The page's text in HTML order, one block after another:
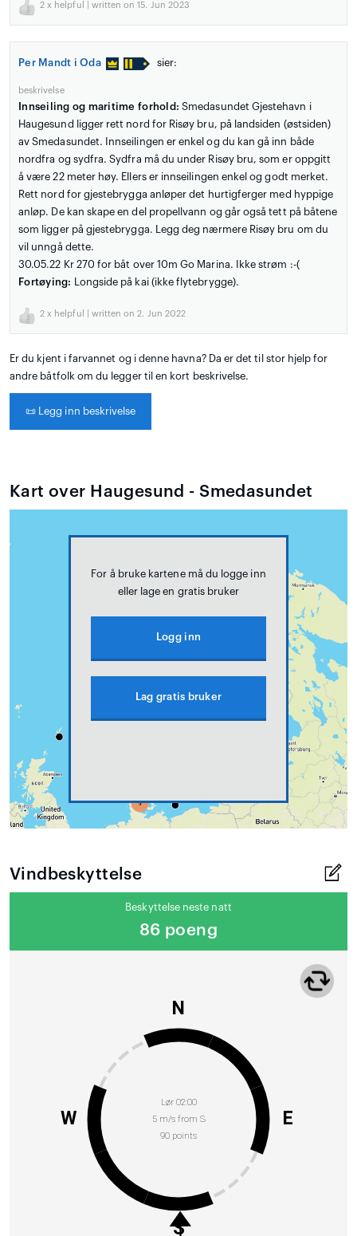
2 x helpful | written on 15. Jun 2023
Per Mandt i Oda sier:
beskrivelse
Innseiling og maritime forhold: Smedasundet Gjestehavn i
Haugesund ligger rett nord for Risøy bru, på landsiden (østsiden)
av Smedasundet. Innseilingen er enkel og du kan gå inn både
nordfra og sydfra. Sydfra må du under Risøy bru, som er oppgitt
å være 22 meter høy. Ellers er innseilingen enkel og godt merket.
Rett nord for gjestebrygga anløper det hurtigferger med hyppige
anløp. De kan skape en del propellvann og går også tett på båtene
som ligger på gjestebrygga. Legg deg nærmere Risøy bru om du
vil unngå dette.
30.05.22 Kr 270 for båt over 10m Go Marina. Ikke strøm :-(
Fortøying:
Longside på kai (ikke flytebrygge).
2 x helpful | written on 2. Jun 2022
Er du kjent i farvannet og i denne havna? Da er det til stor hjelp for
andre båtfolk om du legger til en kort beskrivelse.
📜 Legg inn beskrivelse
Kart over Haugesund - Smedasundet
For å bruke kartene må du logge inn
eller lage en gratis bruker
Logg inn
Lag gratis bruker
Vindbeskyttelse
Beskyttelse neste natt
86 poeng
Lør 02:00
5 m/s from S
90 points
N
E
S
W